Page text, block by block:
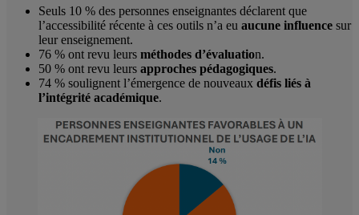
Seuls 10 % des personnes enseignantes déclarent que
l’accessibilité récente à ces outils n’a eu aucune influence sur
leur enseignement.
76 % ont revu leurs méthodes d’évaluation.
50 % ont revu leurs approches pédagogiques.
74 % soulignent l’émergence de nouveaux défis liés à
l’intégrité académique.